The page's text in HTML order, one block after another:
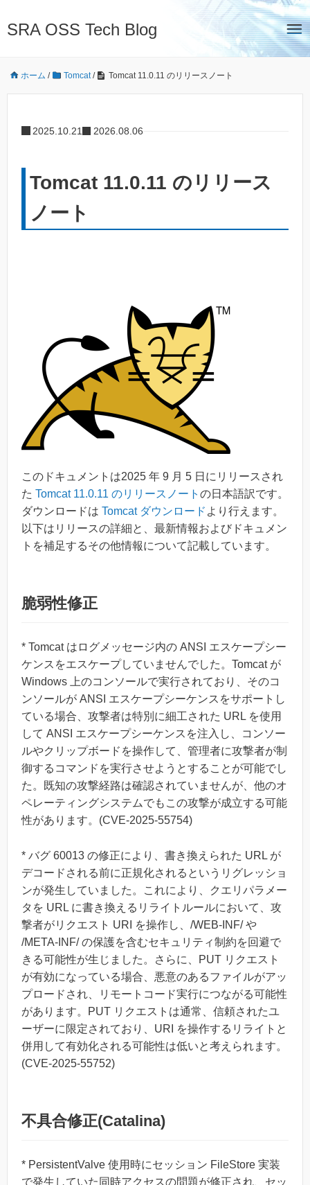
SRA OSS Tech Blog
ホーム / Tomcat/ Tomcat 11.0.11 のリリースノート
2025.10.21 2026.08.06
Tomcat 11.0.11 のリリース
ノート
このドキュメントは2025 年 9 月 5 日にリリースされ
た Tomcat 11.0.11 のリリースノート の日本語訳です。
ダウンロードは Tomcat ダウンロード より行えます。
以下はリリースの詳細と、最新情報およびドキュメン
トを補足するその他情報について記載しています。
脆弱性修正
* Tomcat はログメッセージ内の ANSI エスケープシー
ケンスをエスケープしていませんでした。Tomcat が
Windows 上のコンソールで実行されており、そのコ
ンソールが ANSI エスケープシーケンスをサポートし
ている場合、攻撃者は特別に細工された URL を使用
して ANSI エスケープシーケンスを注入し、コンソー
ルやクリップボードを操作して、管理者に攻撃者が制
御するコマンドを実行させようとすることが可能でし
た。既知の攻撃経路は確認されていませんが、他のオ
ペレーティングシステムでもこの攻撃が成立する可能
性があります。(CVE-2025-55754)
* バグ 60013 の修正により、書き換えられた URL が
デコードされる前に正規化されるというリグレッショ
ンが発生していました。これにより、クエリパラメー
タを URL に書き換えるリライトルールにおいて、攻
撃者がリクエスト URI を操作し、/WEB-INF/ や
/META-INF/ の保護を含むセキュリティ制約を回避で
きる可能性が生じました。さらに、PUT リクエスト
が有効になっている場合、悪意のあるファイルがアッ
プロードされ、リモートコード実行につながる可能性
があります。PUT リクエストは通常、信頼されたユ
ーザーに限定されており、URI を操作するリライトと
併用して有効化される可能性は低いと考えられます。
(CVE-2025-55752)
不具合修正(Catalina)
* PersistentValve 使用時にセッション FileStore 実装
で発生していた同時アクセスの問題が修正され、セッ